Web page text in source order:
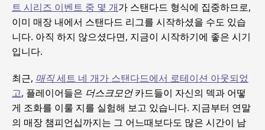
트 시리즈 이벤트 중 몇 개가 스탠다드 형식에 집중하므로,
이미 매장 내에서 스탠다드 리그를 시작하셨을 수도 있습
니다. 아직 하지 않으셨다면, 지금이 시작하기에 좋은 시기
입니다.
최근, 매직세트 네 개가 스탠다드에서 로테이션 아웃되었
고, 플레이어들은 더스크모언카드들이 자신의 덱과 어떻
게 조화를 이룰 지를 실험해 보고 있습니다. 지금부터 연말
의 매장 챔피언십까지는 그 어느때보다도 많은 시간이 남